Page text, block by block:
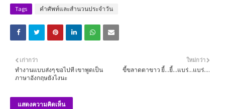
Tags คำศัพท์และสำนวนประจำวัน
ใหม่กว่า
ขี้ขลาดตาขาว ยี้...ยี้...แบร่...แบร่....
เก่ากว่า
ทำงานแบบส่งๆ ขอไปที เขาพูดเป็น
ภาษาอังกฤษยังไงนะ
แสดงความคิดเห็น